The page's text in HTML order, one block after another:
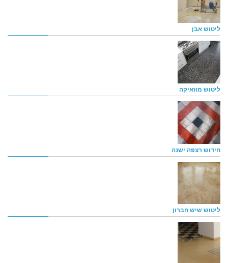
ליטוש אבן
ליטוש מוזאיקה
חידוש רצפה ישנה
ליטוש שיש חברון